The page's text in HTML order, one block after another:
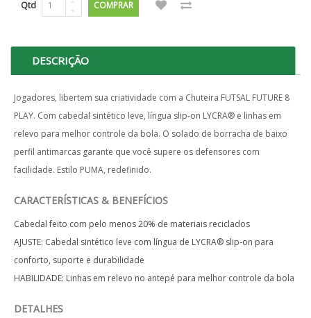
Qtd COMPRAR
DESCRIÇÃO
Jogadores, libertem sua criatividade com a Chuteira FUTSAL FUTURE 8
PLAY. Com cabedal sintético leve, língua slip-on LYCRA® e linhas em
relevo para melhor controle da bola. O solado de borracha de baixo
perfil antimarcas garante que você supere os defensores com
facilidade. Estilo PUMA, redefinido.
CARACTERÍSTICAS & BENEFÍCIOS
Cabedal feito com pelo menos 20% de materiais reciclados
AJUSTE: Cabedal sintético leve com língua de LYCRA® slip-on para
conforto, suporte e durabilidade
HABILIDADE: Linhas em relevo no antepé para melhor controle da bola
DETALHES